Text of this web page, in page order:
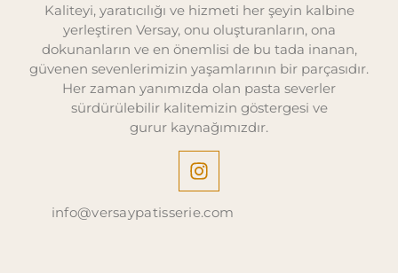
Kaliteyi, yaratıcılığı ve hizmeti her şeyin kalbine
yerleştiren Versay, onu oluşturanların, ona
dokunanların ve en önemlisi de bu tada inanan,
güvenen sevenlerimizin yaşamlarının bir parçasıdır.
Her zaman yanımızda olan pasta severler
sürdürülebilir kalitemizin göstergesi ve
gurur kaynağımızdır.
info@versaypatisserie.com